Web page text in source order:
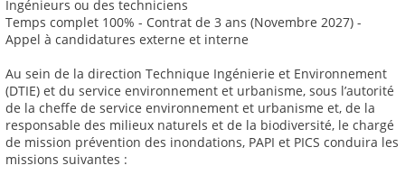
Ingénieurs ou des techniciens
Temps complet 100% - Contrat de 3 ans (Novembre 2027) -
Appel à candidatures externe et interne
Au sein de la direction Technique Ingénierie et Environnement
(DTIE) et du service environnement et urbanisme, sous l’autorité
de la cheffe de service environnement et urbanisme et, de la
responsable des milieux naturels et de la biodiversité, le chargé
de mission prévention des inondations, PAPI et PICS conduira les
missions suivantes :